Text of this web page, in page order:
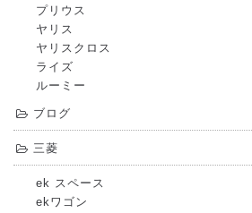
プリウス
ヤリス
ヤリスクロス
ライズ
ルーミー
ブログ
三菱
ek スペース
ekワゴン